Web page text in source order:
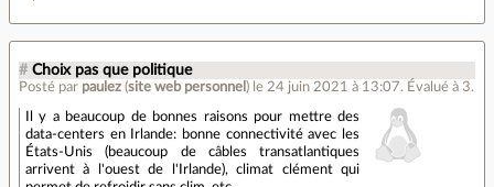
# Choix pas que politique
Posté par paulez (site web personnel ) le 24 juin 2021 à 13:07. Évalué à 3.
Il y a beaucoup de bonnes raisons pour mettre des
data-centers en Irlande: bonne connectivité avec les
États-Unis (beaucoup de câbles transatlantiques
arrivent à l'ouest de l'Irlande), climat clément qui